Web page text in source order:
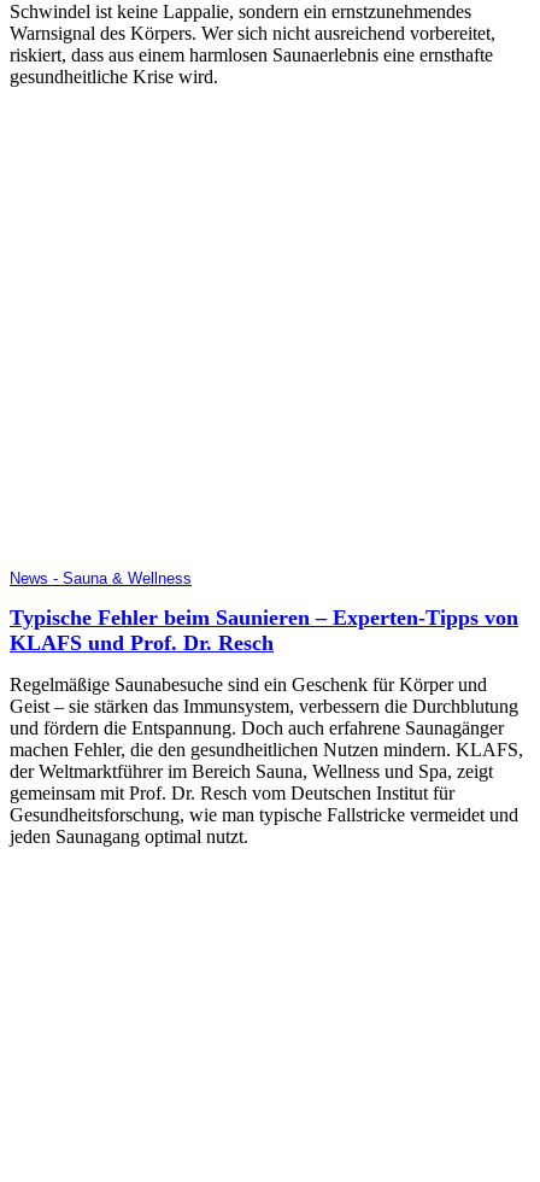
Schwindel ist keine Lappalie, sondern ein ernstzunehmendes
Warnsignal des Körpers. Wer sich nicht ausreichend vorbereitet,
riskiert, dass aus einem harmlosen Saunaerlebnis eine ernsthafte
gesundheitliche Krise wird.
News - Sauna & Wellness
Typische Fehler beim Saunieren – Experten-Tipps von
KLAFS und Prof. Dr. Resch
Regelmäßige Saunabesuche sind ein Geschenk für Körper und
Geist – sie stärken das Immunsystem, verbessern die Durchblutung
und fördern die Entspannung. Doch auch erfahrene Saunagänger
machen Fehler, die den gesundheitlichen Nutzen mindern. KLAFS,
der Weltmarktführer im Bereich Sauna, Wellness und Spa, zeigt
gemeinsam mit Prof. Dr. Resch vom Deutschen Institut für
Gesundheitsforschung, wie man typische Fallstricke vermeidet und
jeden Saunagang optimal nutzt.